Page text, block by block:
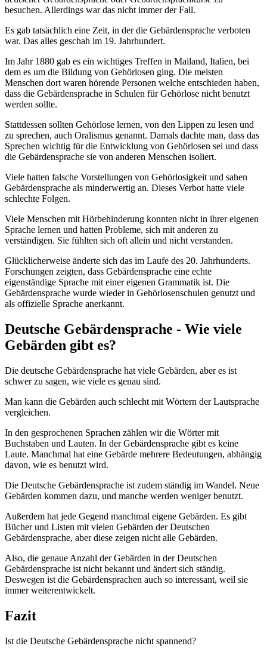
besuchen. Allerdings war das nicht immer der Fall.
Es gab tatsächlich eine Zeit, in der die Gebärdensprache verboten
war. Das alles geschah im 19. Jahrhundert.
Im Jahr 1880 gab es ein wichtiges Treffen in Mailand, Italien, bei
dem es um die Bildung von Gehörlosen ging. Die meisten
Menschen dort waren hörende Personen welche entschieden haben,
dass die Gebärdensprache in Schulen für Gehörlose nicht benutzt
werden sollte.
Stattdessen sollten Gehörlose lernen, von den Lippen zu lesen und
zu sprechen, auch Oralismus genannt. Damals dachte man, dass das
Sprechen wichtig für die Entwicklung von Gehörlosen sei und dass
die Gebärdensprache sie von anderen Menschen isoliert.
Viele hatten falsche Vorstellungen von Gehörlosigkeit und sahen
Gebärdensprache als minderwertig an. Dieses Verbot hatte viele
schlechte Folgen.
Viele Menschen mit Hörbehinderung konnten nicht in ihrer eigenen
Sprache lernen und hatten Probleme, sich mit anderen zu
verständigen. Sie fühlten sich oft allein und nicht verstanden.
Glücklicherweise änderte sich das im Laufe des 20. Jahrhunderts.
Forschungen zeigten, dass Gebärdensprache eine echte
eigenständige Sprache mit einer eigenen Grammatik ist. Die
Gebärdensprache wurde wieder in Gehörlosenschulen genutzt und
als offizielle Sprache anerkannt.
Deutsche Gebärdensprache - Wie viele
Gebärden gibt es?
Die deutsche Gebärdensprache hat viele Gebärden, aber es ist
schwer zu sagen, wie viele es genau sind.
Man kann die Gebärden auch schlecht mit Wörtern der Lautsprache
vergleichen.
In den gesprochenen Sprachen zählen wir die Wörter mit
Buchstaben und Lauten. In der Gebärdensprache gibt es keine
Laute. Manchmal hat eine Gebärde mehrere Bedeutungen, abhängig
davon, wie es benutzt wird.
Die Deutsche Gebärdensprache ist zudem ständig im Wandel. Neue
Gebärden kommen dazu, und manche werden weniger benutzt.
Außerdem hat jede Gegend manchmal eigene Gebärden. Es gibt
Bücher und Listen mit vielen Gebärden der Deutschen
Gebärdensprache, aber diese zeigen nicht alle Gebärden.
Also, die genaue Anzahl der Gebärden in der Deutschen
Gebärdensprache ist nicht bekannt und ändert sich ständig.
Deswegen ist die Gebärdensprachen auch so interessant, weil sie
immer weiterentwickelt.
Fazit
Ist die Deutsche Gebärdensprache nicht spannend?